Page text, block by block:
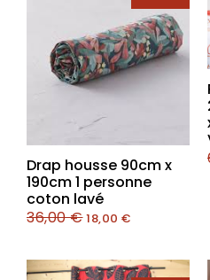
Drap housse 90cm x
190cm 1 personne
coton lavé
36,00€18,00 €